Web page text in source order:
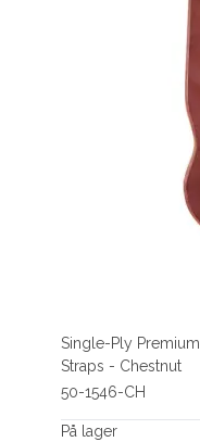
Single-Ply
Straps - Chestnut
50-1546-CH
På lager